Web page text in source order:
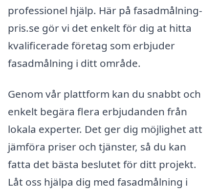
professionel hjälp. Här på fasadmålning-
pris.se gör vi det enkelt för dig at hitta
kvalificerade företag som erbjuder
fasadmålning i ditt område.
Genom vår plattform kan du snabbt och
enkelt begära flera erbjudanden från
lokala experter. Det ger dig möjlighet att
jämföra priser och tjänster, så du kan
fatta det bästa beslutet för ditt projekt.
Låt oss hjälpa dig med fasadmålning i